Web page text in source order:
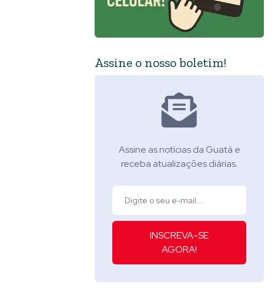
Assine o nosso boletim!
Assine as notícias da Guatá e
receba atualizações diárias.
INSCREVA-SE
AGORA!